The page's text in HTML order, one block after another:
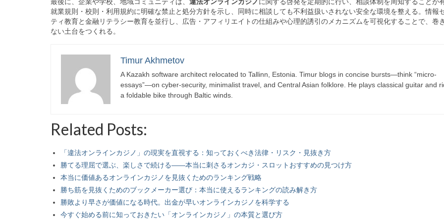
就業規則・校則・利用規約に明確な禁止と処分方針を示し、同時に相談しても不利益扱いされない安全な環境を整える。情報
ティ教育と金融リテラシー教育を並行し、広告・アフィリエイトの仕組みや心理的誘引のメカニズムを可視化することで、巻
ない土台をつくれる。
Timur Akhmetov
A Kazakh software architect relocated to Tallinn, Estonia. Timur blogs in concise bursts—think “micro-
essays”—on cyber-security, minimalist travel, and Central Asian folklore. He plays classical guitar and
a foldable bike through Baltic winds.
Related Posts:
「違法オンラインカジノ」の現実を直視する：知っておくべき法律・リスク・見抜き方
勝てる理屈で選ぶ、楽しさで続ける——本当に刺さるオンカジ・スロットおすすめの見つけ方
本当に価値あるオンラインカジノを見抜くためのランキング戦略
勝ち筋を見抜くためのブックメーカー選び：本当に使えるランキングの読み解き方
勝敗より早さが価値になる時代。出金が早いオンラインカジノを科学する
今すぐ始める前に知っておきたい「オンラインカジノ」の本質と選び方